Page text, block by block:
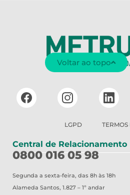
LGPD TERMOS
Central de Relacionamento
0800 016 05 98
Segunda a sexta-feira, das 8h às 18h
Alameda Santos, 1.827 – 1º andar
Voltar ao topo